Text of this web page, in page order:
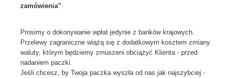
zamówienia"
Prosimy o dokonywanie wpłat jedynie z banków krajowych.
Przelewy zagraniczne wiążą się z dodatkowym kosztem zmiany
waluty, którym będziemy zmuszeni obciążyć Klienta - przed
nadaniem paczki.
Jeśli chcesz, by Twoja paczka wyszła od nas jak najszybciej -